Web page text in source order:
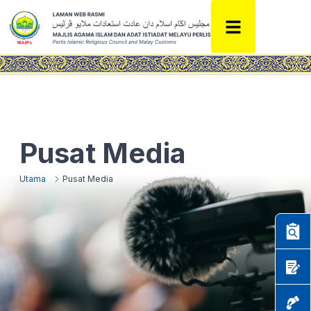
Pusat Media
Utama Pusat Media